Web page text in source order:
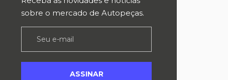
sobre o mercado de Autopeças.